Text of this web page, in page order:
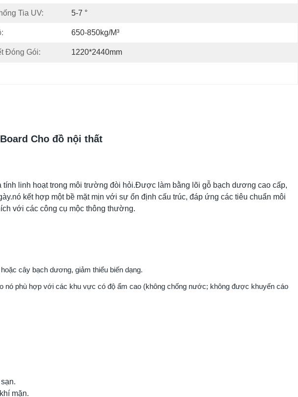
Tia UV: 5-7 °
650-850kg/m³
Đóng Gói: 1220*2440mm
Cho đồ nội thất
linh hoạt trong môi trường đòi hỏi.Được làm bằng lõi gỗ bạch dương cao cấp,
kết hợp một bề mặt mịn với sự ổn định cấu trúc, đáp ứng các tiêu chuẩn môi
với các công cụ mộc thông thường.
cây bạch dương, giảm thiểu biến dạng.
phù hợp với các khu vực có độ ẩm cao (không chống nước; không được khuyến cáo
mặn.